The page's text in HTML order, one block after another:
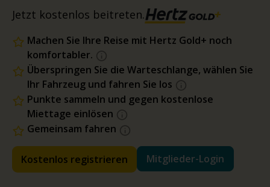
Jetzt kostenlos beitreten.
Machen Sie Ihre Reise mit Hertz Gold+ noch
komfortabler.
Überspringen Sie die Warteschlange, wählen Sie
Ihr Fahrzeug und fahren Sie los
Punkte sammeln und gegen kostenlose
Miettage einlösen
Gemeinsam fahren
Kostenlos registrieren Mitglieder-Login